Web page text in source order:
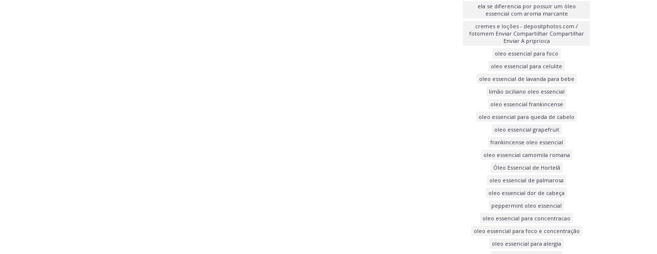
ela se diferencia por possuir um óleo
essencial com aroma marcante
cremes e loções - depositphotos.com /
fotomem Enviar Compartilhar Compartilhar
Enviar A priprioca
oleo essencial para foco
oleo essencial para celulite
oleo essencial de lavanda para bebe
limão siciliano oleo essencial
oleo essencial frankincense
oleo essencial para queda de cabelo
oleo essencial grapefruit
frankincense oleo essencial
oleo essencial camomila romana
Óleo Essencial de Hortelã
oleo essencial de palmarosa
oleo essencial dor de cabeça
peppermint oleo essencial
oleo essencial para concentracao
oleo essencial para foco e concentração
oleo essencial para alergia